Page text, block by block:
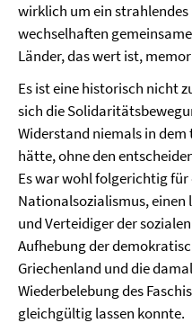
wirklich um ein
wechselhaften
Länder, das wert ist,
Es ist eine historisch nicht
sich die
Widerstand niemals in
hätte, ohne den
Es war wohl folgerichtig
Nationalsozialismus,
und Verteidiger der
Aufhebung der
Griechenland und die
Wiederbelebung des
gleichgültig lassen konnte.